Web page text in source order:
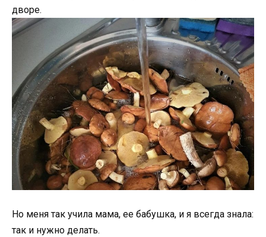
дворе.
Но меня так учила мама, ее бабушка, и я всегда знала:
так и нужно делать.